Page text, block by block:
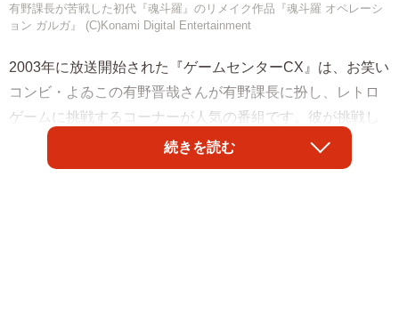
有野課長が苦戦した初代『魂斗羅』のリメイク作品『魂斗羅 オペレーシ
ョン ガルガ』 (C)Konami Digital Entertainment
2003年に放送開始された『ゲームセンターCX』は、お笑い
コンビ・よゐこの有野晋哉さんが有野課長に扮し、レトロ
ゲームに挑戦するコーナーが人気の番組です。彼が挑戦し
たゲームのなかでも、80年代アクションゲームのプレイ回
は特に苦戦する姿が見られておすすめです。
続きを読む